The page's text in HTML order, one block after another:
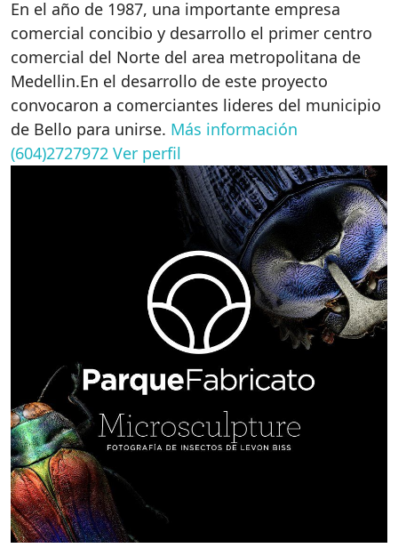
En el año de 1987, una importante empresa
comercial concibio y desarrollo el primer centro
comercial del Norte del area metropolitana de
Medellin.En el desarrollo de este proyecto
convocaron a comerciantes lideres del municipio
de Bello para unirse. Más información
(604)2727972 Ver perfil